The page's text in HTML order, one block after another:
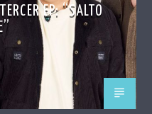
EP: “SALTO